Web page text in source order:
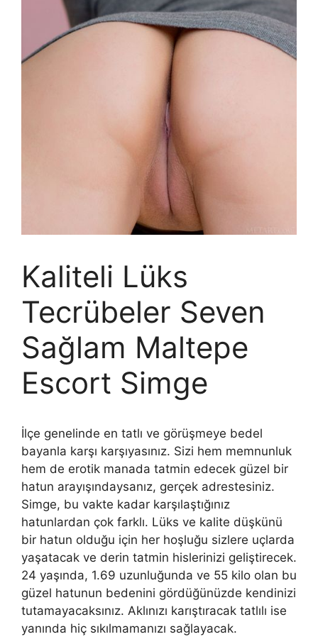
Kaliteli Lüks
Tecrübeler Seven
Sağlam Maltepe
Escort Simge
İlçe genelinde en tatlı ve görüşmeye bedel
bayanla karşı karşıyasınız. Sizi hem memnunluk
hem de erotik manada tatmin edecek güzel bir
hatun arayışındaysanız, gerçek adrestesiniz.
Simge, bu vakte kadar karşılaştığınız
hatunlardan çok farklı. Lüks ve kalite düşkünü
bir hatun olduğu için her hoşluğu sizlere uçlarda
yaşatacak ve derin tatmin hislerinizi geliştirecek.
24 yaşında, 1.69 uzunluğunda ve 55 kilo olan bu
güzel hatunun bedenini gördüğünüzde kendinizi
tutamayacaksınız. Aklınızı karıştıracak tatlılı ise
yanında hiç sıkılmamanızı sağlayacak.